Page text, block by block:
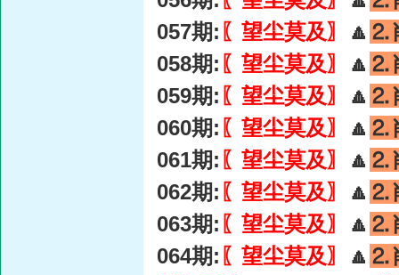
057期: 〖望尘莫及〗 🔼 ⒉
058期: 〖望尘莫及〗 🔼 ⒉
059期: 〖望尘莫及〗 🔼 ⒉
060期: 〖望尘莫及〗 🔼 ⒉
061期: 〖望尘莫及〗 🔼 ⒉
062期: 〖望尘莫及〗 🔼 ⒉
063期: 〖望尘莫及〗 🔼 ⒉
064期: 〖望尘莫及〗 🔼 ⒉